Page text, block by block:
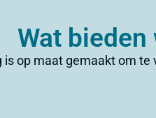
Wat bieden
is op maat gemaakt om